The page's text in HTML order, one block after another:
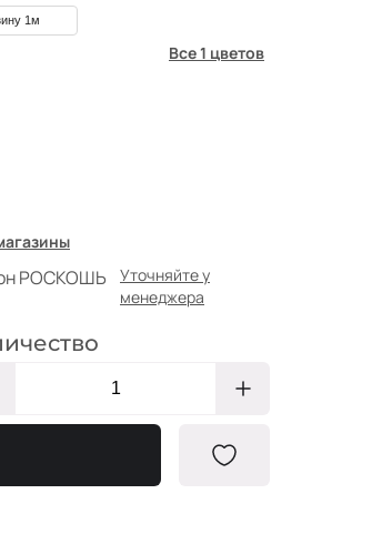
1м
Все 1 цветов
РОСКОШЬ
Уточняйте у
менеджера